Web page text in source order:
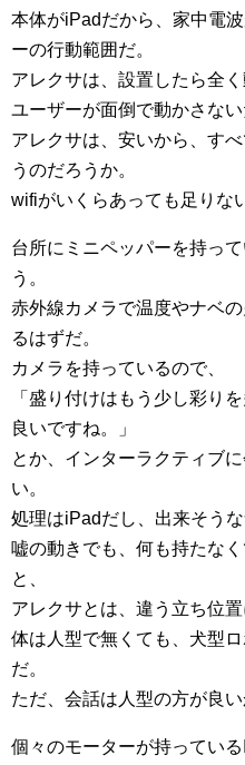
本体がiPadだから、家中電
ーの行動範囲だ。
アレクサは、設置したら全く
ユーザーが面倒で動かさない
アレクサは、安いから、す
うのだろうか。
wifiがいくらあっても足りな
台所にミニペッパーを持っ
う。
赤外線カメラで温度やナベ
るはずだ。
カメラを持っているので、
「盛り付けはもう少し彩り
良いですね。」
とか、インターラクティブ
い。
処理はiPadだし、出来そうな
嘘の動きでも、何も持たな
と、
アレクサとは、違う立ち位置
体は人型で無くても、犬型
だ。
ただ、会話は人型の方が良い
個々のモーターが持ってい